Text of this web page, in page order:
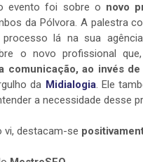
evento foi sobre o novo
da Pólvora. A palestra
lá na sua
o novo profissional
comunicação, ao invés
da Midialogia. Ele
a necessidade desse
vi, destacam-se